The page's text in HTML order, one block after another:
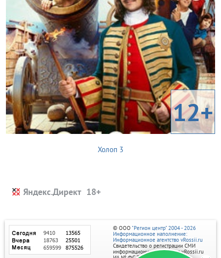
12+
Холоп 3
Яндекс.Директ
© ООО "Регион центр" 2004 - 2026
Информационное наполнение:
Информационное агентство vRossii.ru
Свидетельство о регистрации СМИ
информационного агентства vRossii.ru